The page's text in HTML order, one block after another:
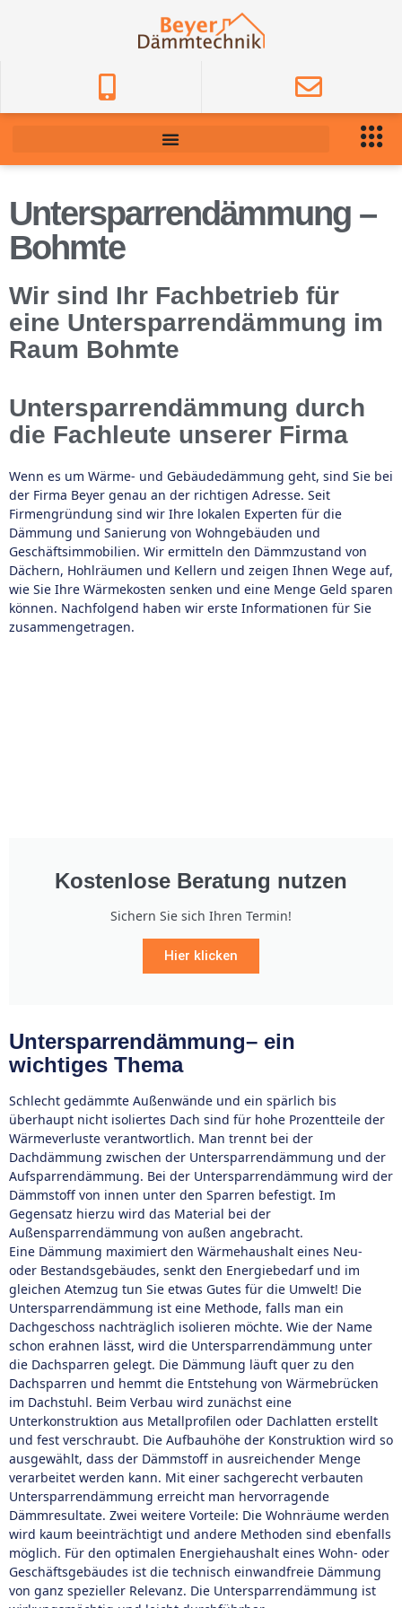
Untersparrendämmung –
Bohmte
Wir sind Ihr Fachbetrieb für
eine Untersparrendämmung im
Raum Bohmte
Untersparrendämmung durch
die Fachleute unserer Firma
Wenn es um Wärme- und Gebäudedämmung geht, sind Sie bei
der Firma Beyer genau an der richtigen Adresse. Seit
Firmengründung sind wir Ihre lokalen Experten für die
Dämmung und Sanierung von Wohngebäuden und
Geschäftsimmobilien. Wir ermitteln den Dämmzustand von
Dächern, Hohlräumen und Kellern und zeigen Ihnen Wege auf,
wie Sie Ihre Wärmekosten senken und eine Menge Geld sparen
können. Nachfolgend haben wir erste Informationen für Sie
zusammengetragen.
Kostenlose Beratung nutzen
Sichern Sie sich Ihren Termin!
Hier klicken
Untersparrendämmung– ein
wichtiges Thema
Schlecht gedämmte Außenwände und ein spärlich bis
überhaupt nicht isoliertes Dach sind für hohe Prozentteile der
Wärmeverluste verantwortlich. Man trennt bei der
Dachdämmung zwischen der Untersparrendämmung und der
Aufsparrendämmung. Bei der Untersparrendämmung wird der
Dämmstoff von innen unter den Sparren befestigt. Im
Gegensatz hierzu wird das Material bei der
Außensparrendämmung von außen angebracht.
Eine Dämmung maximiert den Wärmehaushalt eines Neu-
oder Bestandsgebäudes, senkt den Energiebedarf und im
gleichen Atemzug tun Sie etwas Gutes für die Umwelt! Die
Untersparrendämmung ist eine Methode, falls man ein
Dachgeschoss nachträglich isolieren möchte. Wie der Name
schon erahnen lässt, wird die Untersparrendämmung unter
die Dachsparren gelegt. Die Dämmung läuft quer zu den
Dachsparren und hemmt die Entstehung von Wärmebrücken
im Dachstuhl. Beim Verbau wird zunächst eine
Unterkonstruktion aus Metallprofilen oder Dachlatten erstellt
und fest verschraubt. Die Aufbauhöhe der Konstruktion wird so
ausgewählt, dass der Dämmstoff in ausreichender Menge
verarbeitet werden kann. Mit einer sachgerecht verbauten
Untersparrendämmung erreicht man hervorragende
Dämmresultate. Zwei weitere Vorteile: Die Wohnräume werden
wird kaum beeinträchtigt und andere Methoden sind ebenfalls
möglich. Für den optimalen Energiehaushalt eines Wohn- oder
Geschäftsgebäudes ist die technisch einwandfreie Dämmung
von ganz spezieller Relevanz. Die Untersparrendämmung ist